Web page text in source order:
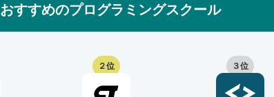
おすすめのプログラミングスクール
２位 ３位